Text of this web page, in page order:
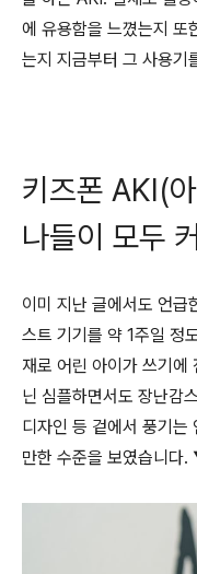
에 유용함을 느꼈는지 또
는지 지금부터 그 사용기
키즈폰 AKI(
나들이 모두
이미 지난 글에서도 언급
스트 기기를 약 1주일 정
재로 어린 아이가 쓰기에
닌 심플하면서도 장난감
디자인 등 겉에서 풍기는
만한 수준을 보였습니다